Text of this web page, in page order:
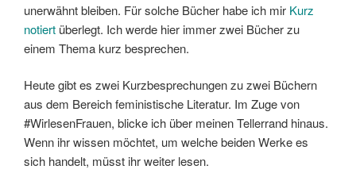
unerwähnt bleiben. Für solche Bücher habe ich mir Kurz
notiert überlegt. Ich werde hier immer zwei Bücher zu
einem Thema kurz besprechen.
Heute gibt es zwei Kurzbesprechungen zu zwei Büchern
aus dem Bereich feministische Literatur. Im Zuge von
#WirlesenFrauen, blicke ich über meinen Tellerrand hinaus.
Wenn ihr wissen möchtet, um welche beiden Werke es
sich handelt, müsst ihr weiter lesen.